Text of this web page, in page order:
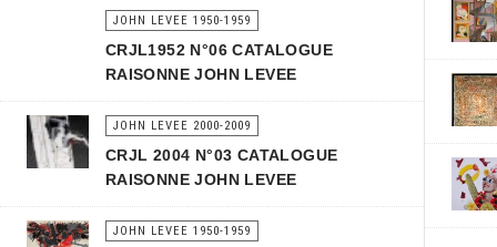
JOHN LEVEE 1950-1959
CRJL1952 N°06 CATALOGUE
RAISONNE JOHN LEVEE
JOHN LEVEE 2000-2009
CRJL 2004 N°03 CATALOGUE
RAISONNE JOHN LEVEE
JOHN LEVEE 1950-1959